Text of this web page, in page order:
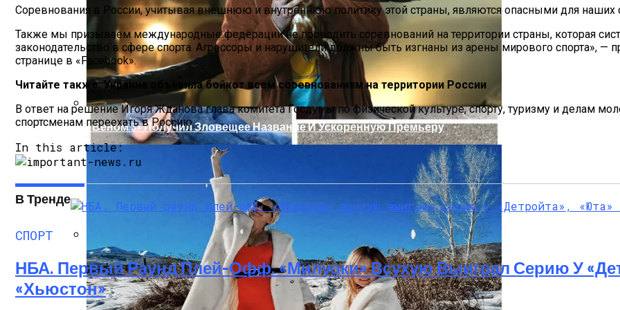
В Киеве У Копа, Подозреваемого В Наркоторговле, Нашли Пистолет Януковича
«Веном 3» Получил Зловещее Название И Ускоренную Премьеру
Соревнования в России, учитывая внешнюю и внутреннюю политику этой страны, являются опасными для наших
Также мы призываем международные федерации не проводить соревнований на территории страны, которая
законодательство в сфере спорта. Агрессоры и нарушители должны быть изгнаны из арены мирового спорта»,
странице в «Facebook».
Читайте также: Украина объявила бойкот всем соревнованиям на территории России
В ответ на решение Игоря Жданова глава комитета Госдумы по физической культуре, спорту, туризму и делам
спортсменам переехать в Россию.
In this article:
В Тренде
СПОРТ
НБА. Первый Раунд Плей-Офф. «Милуоки» Всухую Выиграл Серию У
«Хьюстон»